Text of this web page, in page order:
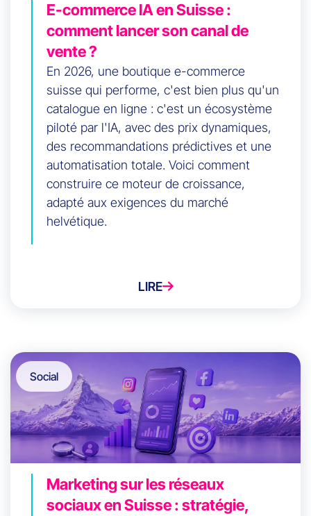
E-commerce IA en Suisse :
comment lancer son canal de
vente ?
En 2026, une boutique e-commerce
suisse qui performe, c'est bien plus qu'un
catalogue en ligne : c'est un écosystème
piloté par l'IA, avec des prix dynamiques,
des recommandations prédictives et une
automatisation totale. Voici comment
construire ce moteur de croissance,
adapté aux exigences du marché
helvétique.
LIRE
Social
Marketing sur les réseaux
sociaux en Suisse : stratégie,